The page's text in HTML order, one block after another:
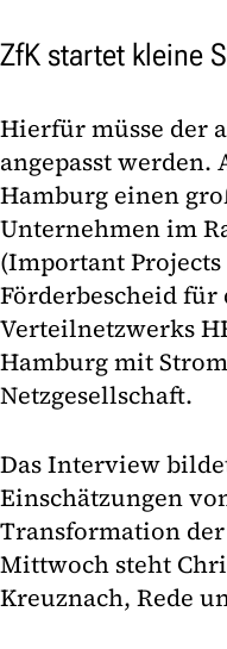
ZfK startet kleine
Hierfür müsse der
angepasst
Hamburg einen
Unternehmen im
(Important
Förderbescheid für
Verteilnetzwerks
Hamburg mit
Netzgesellschaft.
Das Interview
Einschätzungen
Transformation
Mittwoch steht
Kreuznach, Rede